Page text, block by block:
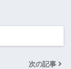
次の記事